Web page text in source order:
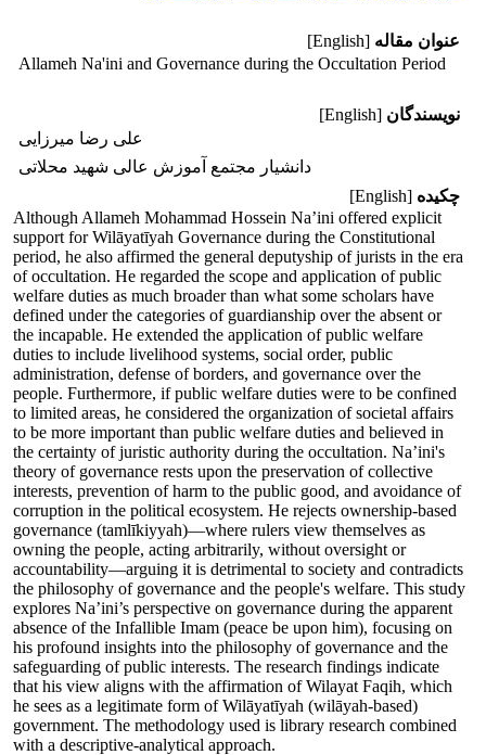
عنوان مقاله [English]
Allameh Na'ini and Governance during the Occultation Period
نویسندگان [English]
علی رضا میرزایی
دانشیار مجتمع آموزش عالی شهید محلاتی
چکیده [English]
Although Allameh Mohammad Hossein Na’ini offered explicit
support for Wilāyatīyah Governance during the Constitutional
period, he also affirmed the general deputyship of jurists in the era
of occultation. He regarded the scope and application of public
welfare duties as much broader than what some scholars have
defined under the categories of guardianship over the absent or
the incapable. He extended the application of public welfare
duties to include livelihood systems, social order, public
administration, defense of borders, and governance over the
people. Furthermore, if public welfare duties were to be confined
to limited areas, he considered the organization of societal affairs
to be more important than public welfare duties and believed in
the certainty of juristic authority during the occultation. Na’ini's
theory of governance rests upon the preservation of collective
interests, prevention of harm to the public good, and avoidance of
corruption in the political ecosystem. He rejects ownership-based
governance (tamlīkiyyah)—where rulers view themselves as
owning the people, acting arbitrarily, without oversight or
accountability—arguing it is detrimental to society and contradicts
the philosophy of governance and the people's welfare. This study
explores Na’ini’s perspective on governance during the apparent
absence of the Infallible Imam (peace be upon him), focusing on
his profound insights into the philosophy of governance and the
safeguarding of public interests. The research findings indicate
that his view aligns with the affirmation of Wilayat Faqih, which
he sees as a legitimate form of Wilāyatīyah (wilāyah-based)
government. The methodology used is library research combined
with a descriptive-analytical approach.